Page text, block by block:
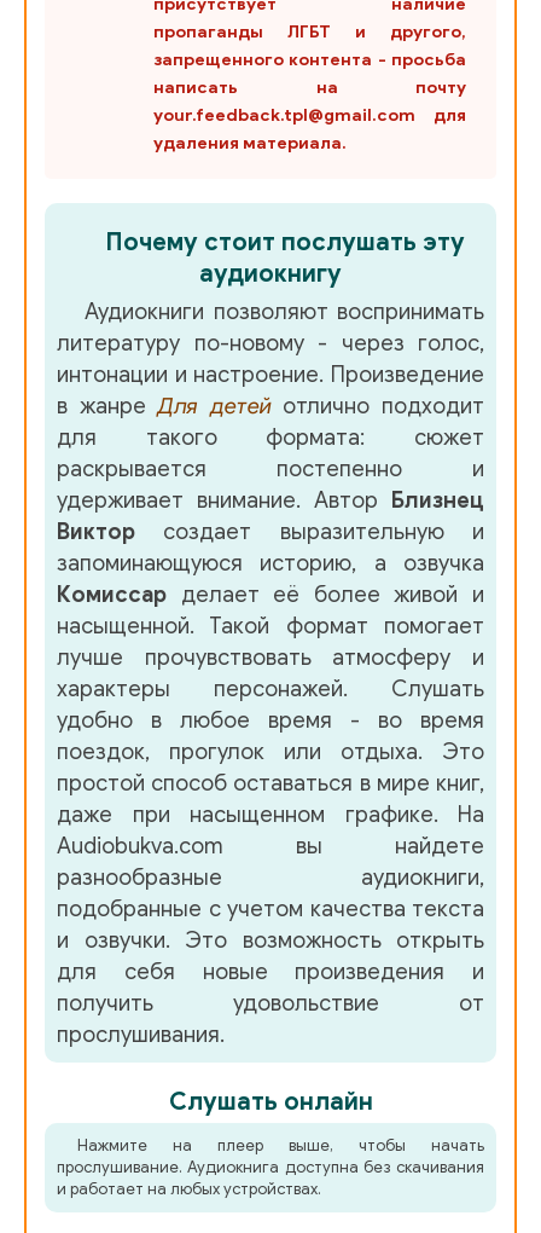
пропаганды ЛГБТ и другого,
запрещенного контента - просьба
написать на почту
your.feedback.tpl@gmail.com для
удаления материала.
Почему стоит послушать эту
аудиокнигу
Аудиокниги позволяют воспринимать
литературу по-новому - через голос,
интонации и настроение. Произведение
в жанреДля детейотлично подходит
для такого формата: сюжет
раскрывается постепенно и
удерживает внимание. Автор
Близнец
Виктор создает выразительную и
запоминающуюся историю, а озвучка
Комиссар делает её более живой и
насыщенной. Такой формат помогает
лучше прочувствовать атмосферу и
характеры персонажей. Слушать
удобно в любое время - во время
поездок, прогулок или отдыха. Это
простой способ оставаться в мире книг,
даже при насыщенном графике. На
Audiobukva.com вы найдете
разнообразные аудиокниги,
подобранные с учетом качества текста
и озвучки. Это возможность открыть
для себя новые произведения и
получить удовольствие от
прослушивания.
Слушать онлайн
Нажмите на плеер выше, чтобы начать
прослушивание. Аудиокнига доступна без скачивания
и работает на любых устройствах.